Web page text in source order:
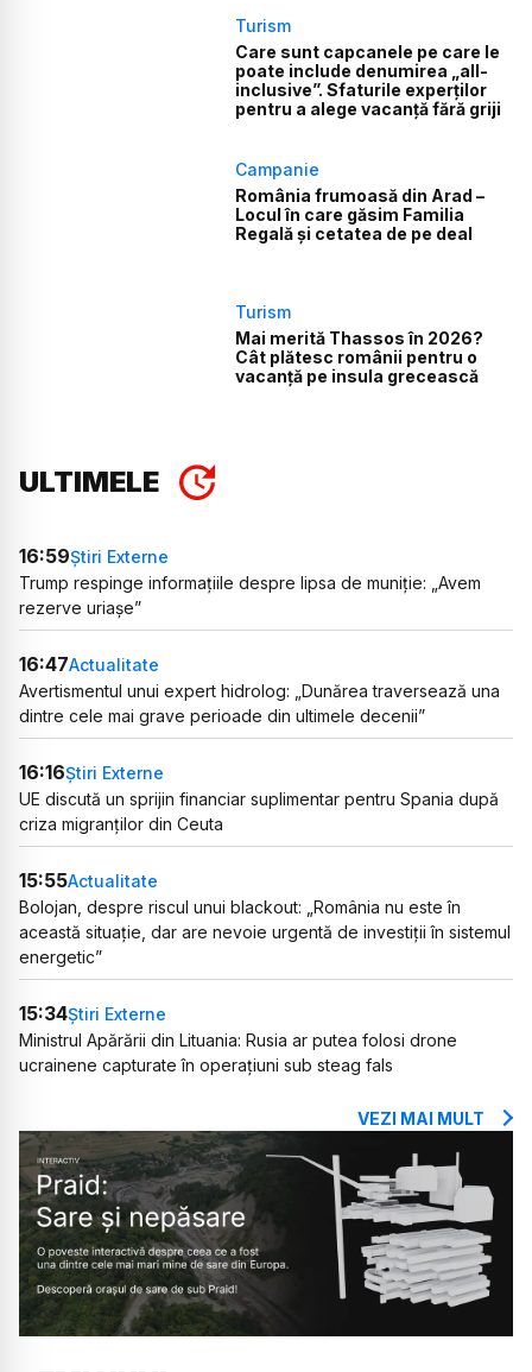
Turism
Care sunt capcanele pe care le
poate include denumirea „all-
inclusive”. Sfaturile experților
pentru a alege vacanță fără griji
Campanie
România frumoasă din Arad –
Locul în care găsim Familia
Regală și cetatea de pe deal
Turism
Mai merită Thassos în 2026?
Cât plătesc românii pentru o
vacanță pe insula grecească
ULTIMELE
16:59Știri Externe
Trump respinge informațiile despre lipsa de muniție: „Avem
rezerve uriașe”
16:47Actualitate
Avertismentul unui expert hidrolog: „Dunărea traversează una
dintre cele mai grave perioade din ultimele decenii”
16:16Știri Externe
UE discută un sprijin financiar suplimentar pentru Spania după
criza migranților din Ceuta
15:55Actualitate
Bolojan, despre riscul unui blackout: „România nu este în
această situație, dar are nevoie urgentă de investiții în sistemul
energetic”
15:34Știri Externe
Ministrul Apărării din Lituania: Rusia ar putea folosi drone
ucrainene capturate în operațiuni sub steag fals
VEZI MAI MULT